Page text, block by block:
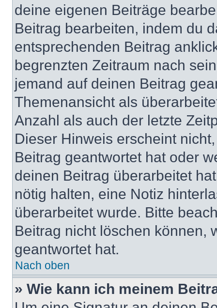
deine eigenen Beiträge
Beitrag bearbeiten, indem du
entsprechenden Beitrag
begrenzten Zeitraum nach
jemand auf deinen Beitrag
Themenansicht als
Anzahl als auch der letzte
Dieser Hinweis erscheint
Beitrag geantwortet hat oder
deinen Beitrag überarbeitet
nötig halten, eine Notiz
überarbeitet wurde. Bitte
Beitrag nicht löschen können,
geantwortet hat.
Nach oben
» Wie kann ich meinem